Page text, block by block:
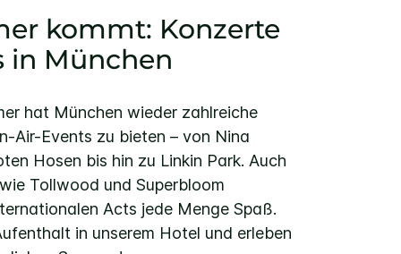
kommt: Konzerte
in München
hat München wieder zahlreiche
Air-Events zu bieten – von Nina
Hosen bis hin zu Linkin Park. Auch
Tollwood und Superbloom
Acts jede Menge Spaß.
in unserem Hotel und erleben